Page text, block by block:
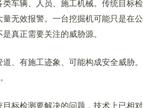
辆、人员、施工机械。传统目标
无效报警。一台挖掘机可能只是在
真正需要关注的威胁源。
、有施工迹象、可能构成安全威胁
检测要解决的问题，技术上已相对